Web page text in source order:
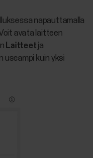
napauttamalla
avata laitteen
Laitteet ja
useampi kuin yksi